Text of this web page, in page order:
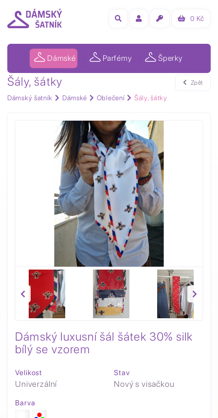
0 Kč
Dámské Parfémy Šperky
Šály, šátky
Dámský šatník Dámské Oblečení Šály, šátky
Zpět
Dámský luxusní šál šátek 30% silk
bílý se vzorem
Velikost
Univerzální
Stav
Nový s visačkou
Barva